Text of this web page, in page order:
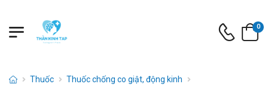
0
Thuốc
Thuốc chống co giật, động kinh